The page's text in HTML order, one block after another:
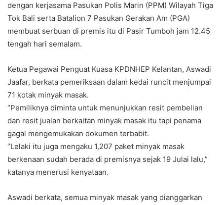
dengan kerjasama Pasukan Polis Marin (PPM) Wilayah Tiga
Tok Bali serta Batalion 7 Pasukan Gerakan Am (PGA)
membuat serbuan di premis itu di Pasir Tumboh jam 12.45
tengah hari semalam.
Ketua Pegawai Penguat Kuasa KPDNHEP Kelantan, Aswadi
Jaafar, berkata pemeriksaan dalam kedai runcit menjumpai
71 kotak minyak masak.
“Pemiliknya diminta untuk menunjukkan resit pembelian
dan resit jualan berkaitan minyak masak itu tapi penama
gagal mengemukakan dokumen terbabit.
“Lelaki itu juga mengaku 1,207 paket minyak masak
berkenaan sudah berada di premisnya sejak 19 Julai lalu,”
katanya menerusi kenyataan.
Aswadi berkata, semua minyak masak yang dianggarkan